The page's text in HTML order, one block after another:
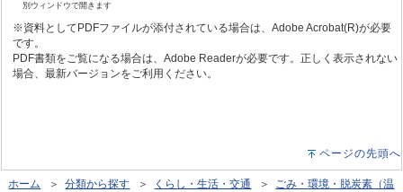
別ウィンドウで開きます
※資料としてPDFファイルが添付されている場合は、Adobe Acrobat(R)が必要
です。
PDF書類をご覧になる場合は、Adobe Readerが必要です。正しく表示されない
場合、最新バージョンをご利用ください。
ページの先頭へ
ホーム ＞分類から探す ＞ くらし・生活・交通 ＞ ごみ・環境・脱炭素（温